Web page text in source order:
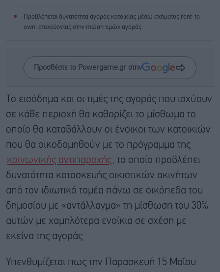
Προβλέπεται δυνατότητα αγοράς κατοικίας μέσω σχήματος rent-to-
own, στοχεύοντας στην πτώση τιμών αγοράς.
Προσθέστε το Powergame.gr στην
Το εισόδημα και οι τιμές της αγοράς που ισχύουν
σε κάθε περιοχή θα καθορίζει το μίσθωμα το
οποίο θα καταβάλλουν οι ένοικοι των κατοικιών
που θα οικοδομηθούν με το πρόγραμμα της
κοινωνικής αντιπαροχής, το οποίο προβλέπει
δυνατότητα κατασκευής οικιστικών ακινήτων
από τον ιδιωτικό τομέα πάνω σε οικόπεδα του
δημοσίου με «αντάλλαγμα» τη μίσθωση του 30%
αυτών με χαμηλότερα ενοίκια σε σχέση με
εκείνα της αγοράς
Υπενθυμίζεται πως την Παρασκευή 15 Μαΐου